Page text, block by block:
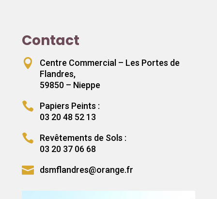
Contact

Centre Commercial – Les Portes de
Flandres,
59850 – Nieppe

Papiers Peints :
03 20 48 52 13

Revêtements de Sols :
03 20 37 06 68
 dsmflandres@orange.fr